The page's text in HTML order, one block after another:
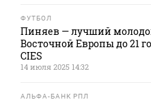
ФУТБОЛ
Пиняев — лучший
Восточной Европы до 21
CIES
14 июля 2025 14:32
АЛЬФА-БАНК РПЛ